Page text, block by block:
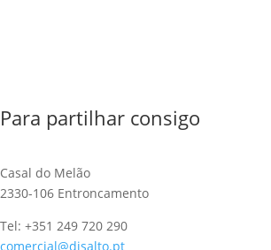
Para partilhar consigo
Casal do Melão
2330-106 Entroncamento
Tel: +351 249 720 290
comercial@disalto.pt